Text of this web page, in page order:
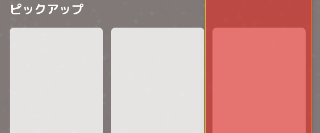
ピックアップ